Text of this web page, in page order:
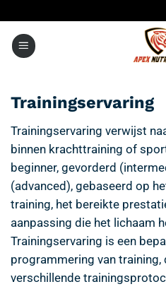
inhoud
Trainingservaring
Trainingservaring verwijst
binnen krachttraining of
beginner, gevorderd
(advanced), gebaseerd op
training, het bereikte
aanpassing die het lichaam
Trainingservaring is een
programmering van training,
verschillende